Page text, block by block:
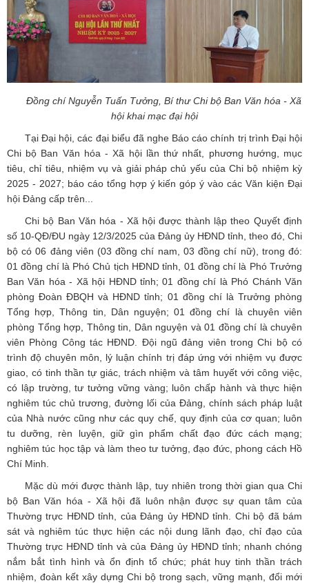
Đồng chí Nguyễn Tuấn Tưởng, Bí thư Chi bộ Ban Văn hóa - Xã
hội khai mạc đại hội
Tại Đại hội, các đại biểu đã nghe Báo cáo chính trị trình Đại hội
Chi bộ Ban Văn hóa - Xã hội lần thứ nhất, phương hướng, mục
tiêu, chỉ tiêu, nhiệm vụ và giải pháp chủ yếu của Chi bộ nhiệm kỳ
2025 - 2027; báo cáo tổng hợp ý kiến góp ý vào các Văn kiện Đại
hội Đảng cấp trên...
Chi bộ Ban Văn hóa - Xã hội được thành lập theo Quyết định
số 10-QĐ/ĐU ngày 12/3/2025 của Đảng ủy HĐND tỉnh, theo đó, Chi
bộ có 06 đảng viên (03 đồng chí nam, 03 đồng chí nữ), trong đó:
01 đồng chí là Phó Chủ tịch HĐND tỉnh, 01 đồng chí là Phó Trưởng
Ban Văn hóa - Xã hội HĐND tỉnh; 01 đồng chí là Phó Chánh Văn
phòng Đoàn ĐBQH và HĐND tỉnh; 01 đồng chí là Trưởng phòng
Tổng hợp, Thông tin, Dân nguyện; 01 đồng chí là chuyên viên
phòng Tổng hợp, Thông tin, Dân nguyện và 01 đồng chí là chuyên
viên Phòng Công tác HĐND. Đội ngũ đảng viên trong Chi bộ có
trình độ chuyên môn, lý luận chính trị đáp ứng với nhiệm vụ được
giao, có tinh thần tự giác, trách nhiệm và tâm huyết với công việc,
có lập trường, tư tưởng vững vàng; luôn chấp hành và thực hiện
nghiêm túc chủ trương, đường lối của Đảng, chính sách pháp luật
của Nhà nước cũng như các quy chế, quy định của cơ quan; luôn
tu dưỡng, rèn luyện, giữ gìn phẩm chất đạo đức cách mạng;
nghiêm túc học tập và làm theo tư tưởng, đạo đức, phong cách Hồ
Chí Minh.
Mặc dù mới được thành lập, tuy nhiên trong thời gian qua Chi
bộ Ban Văn hóa - Xã hội đã luôn nhận được sự quan tâm của
Thường trực HĐND tỉnh, của Đảng ủy HĐND tỉnh. Chi bộ đã bám
sát và nghiêm túc thực hiện các nội dung lãnh đạo, chỉ đạo của
Thường trực HĐND tỉnh và của Đảng ủy HĐND tỉnh; nhanh chóng
nắm bắt tình hình và ổn định tổ chức; phát huy tinh thần trách
nhiệm, đoàn kết xây dựng Chi bộ trong sạch, vững mạnh, đổi mới